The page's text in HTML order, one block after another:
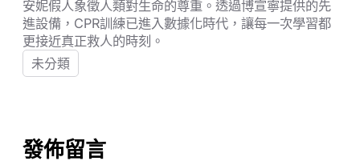
安妮假人象徵人類對生命的尊重。透過博宣寧提供的先
進設備，CPR訓練已進入數據化時代，讓每一次學習都
更接近真正救人的時刻。
未分類
發佈留言